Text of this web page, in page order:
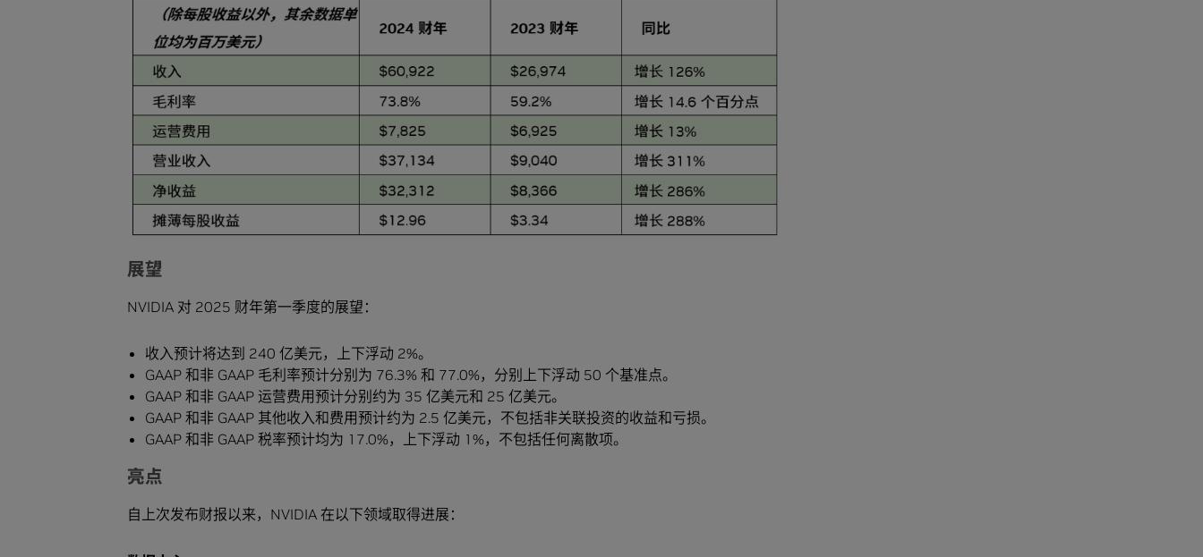
展望
NVIDIA 对 2025 财年第一季度的展望：
收入预计将达到 240 亿美元，上下浮动 2%。
GAAP 和非 GAAP 毛利率预计分别为 76.3% 和 77.0%，分别上下浮动 50 个基准点。
GAAP 和非 GAAP 运营费用预计分别约为 35 亿美元和 25 亿美元。
GAAP 和非 GAAP 其他收入和费用预计约为 2.5 亿美元，不包括非关联投资的收益和亏损。
GAAP 和非 GAAP 税率预计均为 17.0%，上下浮动 1%，不包括任何离散项。
亮点
自上次发布财报以来，NVIDIA 在以下领域取得进展：